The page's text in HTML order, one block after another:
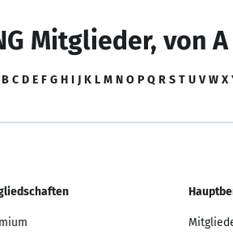
Mitglieder, von
B C D E F G H I J K L M N O P Q R S T U V W X